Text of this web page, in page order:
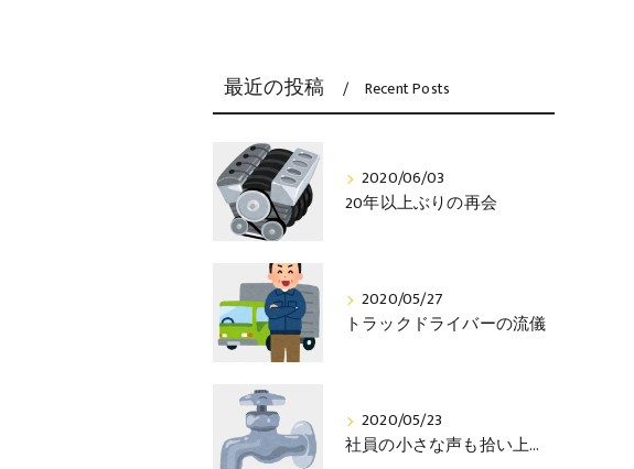
最近の投稿 Recent Posts
2020/06/03
20年以上ぶりの再会
2020/05/27
トラックドライバーの流儀
2020/05/23
社員の小さな声も拾い上げる社長